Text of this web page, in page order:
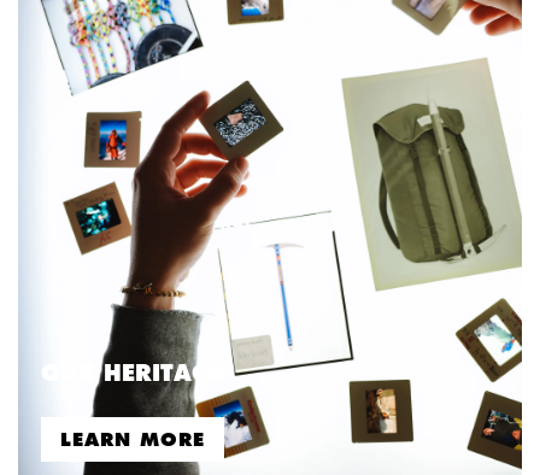
OUR HERITAGE
LEARN MORE